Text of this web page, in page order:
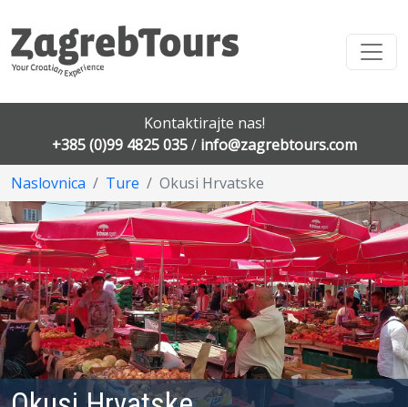
Kontaktirajte nas!
+385 (0)99 4825 035/ info@zagrebtours.com
Naslovnica
Ture Okusi Hrvatske